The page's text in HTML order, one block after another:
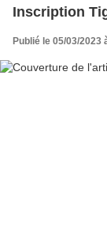
Inscription
Publié le 05/03/2023